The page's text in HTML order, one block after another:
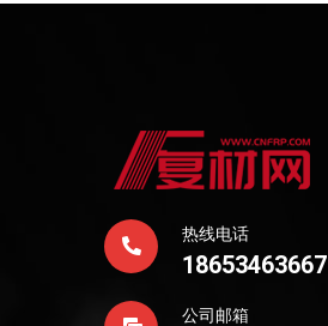
热线电话
18653463667
公司邮箱